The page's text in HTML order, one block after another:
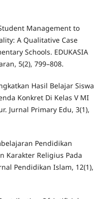
Management to
A Qualitative Case
Schools. EDUKASIA
5(2), 799–808.
Hasil Belajar Siswa
Konkret Di Kelas V MI
Jurnal Primary Edu, 3(1),
Pendidikan
Karakter Religius Pada
Pendidikan Islam, 12(1),